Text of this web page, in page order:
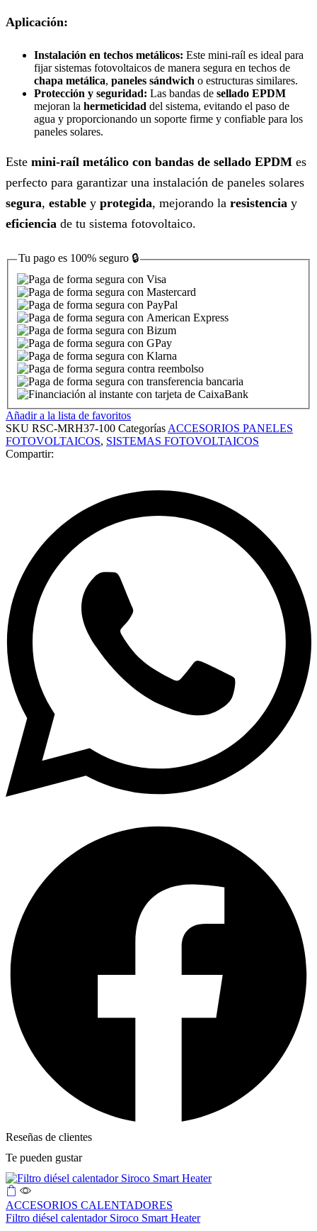
Aplicación:
Instalación en techos metálicos: Este mini-raíl es ideal para
fijar sistemas fotovoltaicos de manera segura en techos de
chapa metálica, paneles sándwich o estructuras similares.
Protección y seguridad: Las bandas de sellado EPDM
mejoran la hermeticidad del sistema, evitando el paso de
agua y proporcionando un soporte firme y confiable para los
paneles solares.
Este mini-raíl metálico con bandas de sellado EPDM es
perfecto para garantizar una instalación de paneles solares
segura, estable y protegida, mejorando la resistencia y
eficiencia de tu sistema fotovoltaico.
Tu pago es 100% seguro 🔒
Añadir a la lista de favoritos
SKU RSC-MRH37-100 Categorías ACCESORIOS PANELES
FOTOVOLTAICOS, SISTEMAS FOTOVOLTAICOS
Compartir:
Reseñas de clientes
Te pueden gustar
ACCESORIOS CALENTADORES
Filtro diésel calentador Siroco Smart Heater